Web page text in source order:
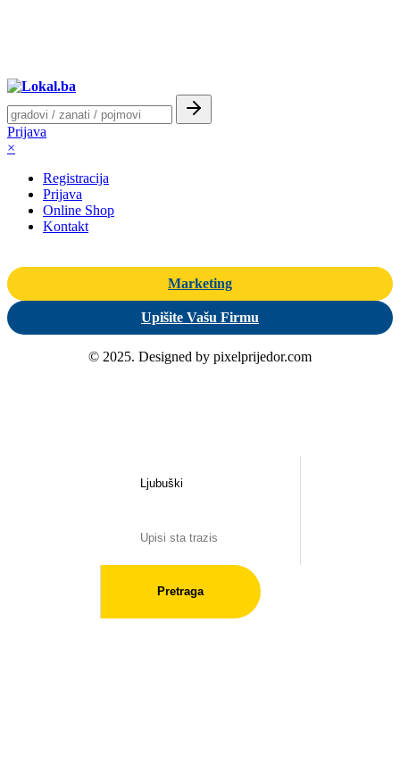
Prijava
×
Registracija
Prijava
Online Shop
Kontakt
Marketing
Upišite Vašu Firmu
© 2025. Designed by pixelprijedor.com
Pretraga